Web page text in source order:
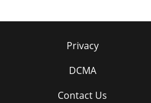
Privacy
DCMA
Contact Us